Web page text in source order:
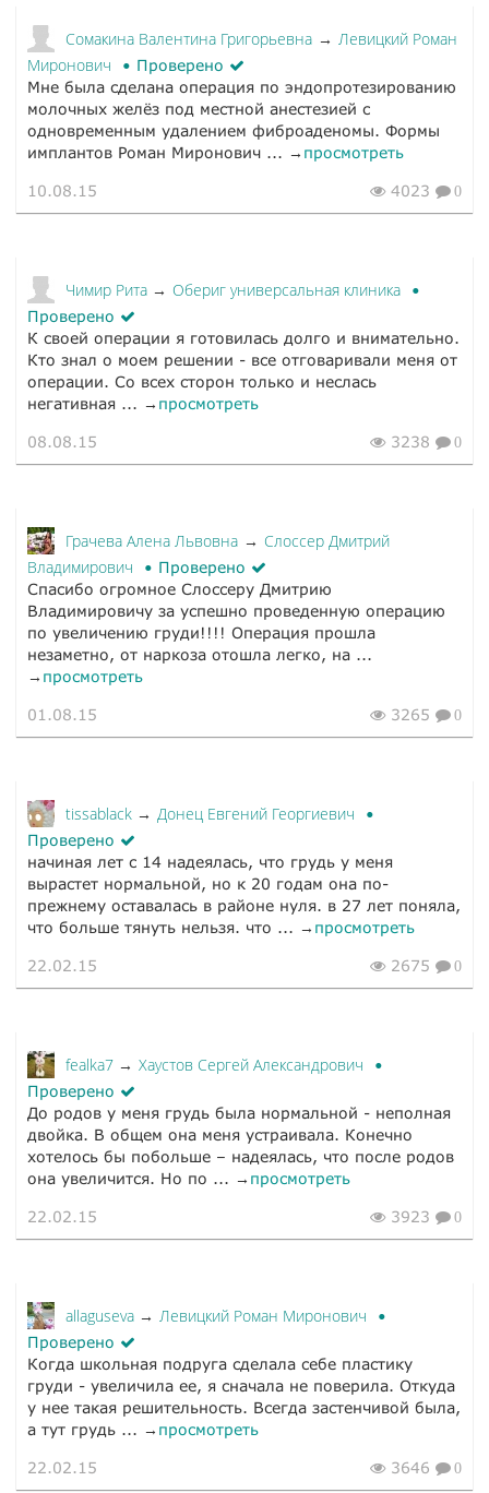
Сомакина Валентина Григорьевна → Левицкий Роман
Миронович
Проверено
Мне была сделана операция по эндопротезированию
молочных желёз под местной анестезией с
одновременным удалением фиброаденомы. Формы
имплантов Роман Миронович ... → просмотреть
10.08.15 4023 0
Чимир Рита → Обериг универсальная клиника
Проверено
К своей операции я готовилась долго и внимательно.
Кто знал о моем решении - все отговаривали меня от
операции. Со всех сторон только и неслась
негативная ... → просмотреть
08.08.15 3238 0
Грачева Алена Львовна → Слоссер Дмитрий
Владимирович
Проверено
Спасибо огромное Слоссеру Дмитрию
Владимировичу за успешно проведенную операцию
по увеличению груди!!!! Операция прошла
незаметно, от наркоза отошла легко, на ...
→ просмотреть
01.08.15 3265 0
tissablack → Донец Евгений Георгиевич
Проверено
начиная лет с 14 надеялась, что грудь у меня
вырастет нормальной, но к 20 годам она по-
прежнему оставалась в районе нуля. в 27 лет поняла,
что больше тянуть нельзя. что ... → просмотреть
22.02.15 2675 0
fealka7 → Хаустов Сергей Александрович
Проверено
До родов у меня грудь была нормальной - неполная
двойка. В общем она меня устраивала. Конечно
хотелось бы побольше – надеялась, что после родов
она увеличится. Но по ... → просмотреть
22.02.15 3923 0
allaguseva → Левицкий Роман Миронович
Проверено
Когда школьная подруга сделала себе пластику
груди - увеличила ее, я сначала не поверила. Откуда
у нее такая решительность. Всегда застенчивой была,
а тут грудь ... → просмотреть
22.02.15 3646 0